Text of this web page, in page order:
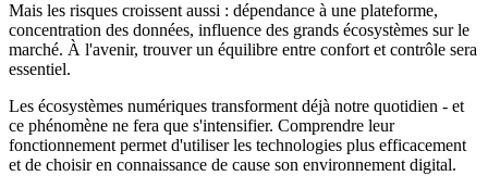
Mais les risques croissent aussi : dépendance à une plateforme,
concentration des données, influence des grands écosystèmes sur le
marché. À l'avenir, trouver un équilibre entre confort et contrôle sera
essentiel.
Les écosystèmes numériques transforment déjà notre quotidien - et
ce phénomène ne fera que s'intensifier. Comprendre leur
fonctionnement permet d'utiliser les technologies plus efficacement
et de choisir en connaissance de cause son environnement digital.